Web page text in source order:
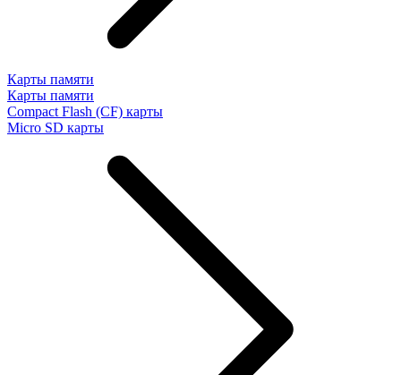
Карты памяти
Карты памяти
Compact Flash (CF) карты
Micro SD карты